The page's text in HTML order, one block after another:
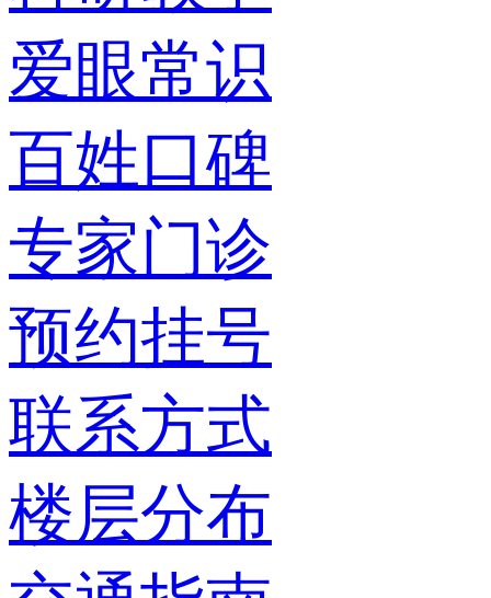
爱眼常识
百姓口碑
专家门诊
预约挂号
联系方式
楼层分布